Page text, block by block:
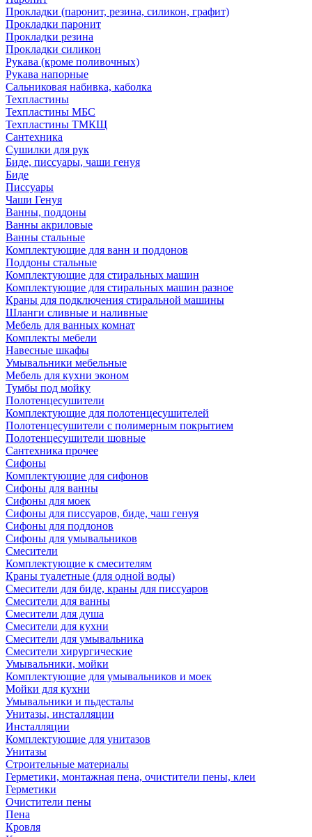
Прокладки (паронит, резина, силикон, графит)
Прокладки паронит
Прокладки резина
Прокладки силикон
Рукава (кроме поливочных)
Рукава напорные
Сальниковая набивка, каболка
Техпластины
Техпластины МБС
Техпластины ТМКЩ
Сантехника
Сушилки для рук
Биде, писсуары, чаши генуя
Биде
Писсуары
Чаши Генуя
Ванны, поддоны
Ванны акриловые
Ванны стальные
Комплектующие для ванн и поддонов
Поддоны стальные
Комплектующие для стиральных машин
Комплектующие для стиральных машин разное
Краны для подключения стиральной машины
Шланги сливные и наливные
Мебель для ванных комнат
Комплекты мебели
Навесные шкафы
Умывальники мебельные
Мебель для кухни эконом
Тумбы под мойку
Полотенцесушители
Комплектующие для полотенцесушителей
Полотенцесушители с полимерным покрытием
Полотенцесушители шовные
Сантехника прочее
Сифоны
Комплектующие для сифонов
Сифоны для ванны
Сифоны для моек
Сифоны для писсуаров, биде, чаш генуя
Сифоны для поддонов
Сифоны для умывальников
Смесители
Комплектующие к смесителям
Краны туалетные (для одной воды)
Смесители для биде, краны для писсуаров
Смесители для ванны
Смесители для душа
Смесители для кухни
Смесители для умывальника
Смесители хирургические
Умывальники, мойки
Комплектующие для умывальников и моек
Мойки для кухни
Умывальники и пьдесталы
Унитазы, инсталляции
Инсталляции
Комплектующие для унитазов
Унитазы
Строительные материалы
Герметики, монтажная пена, очистители пены, клеи
Герметики
Очистители пены
Пена
Кровля